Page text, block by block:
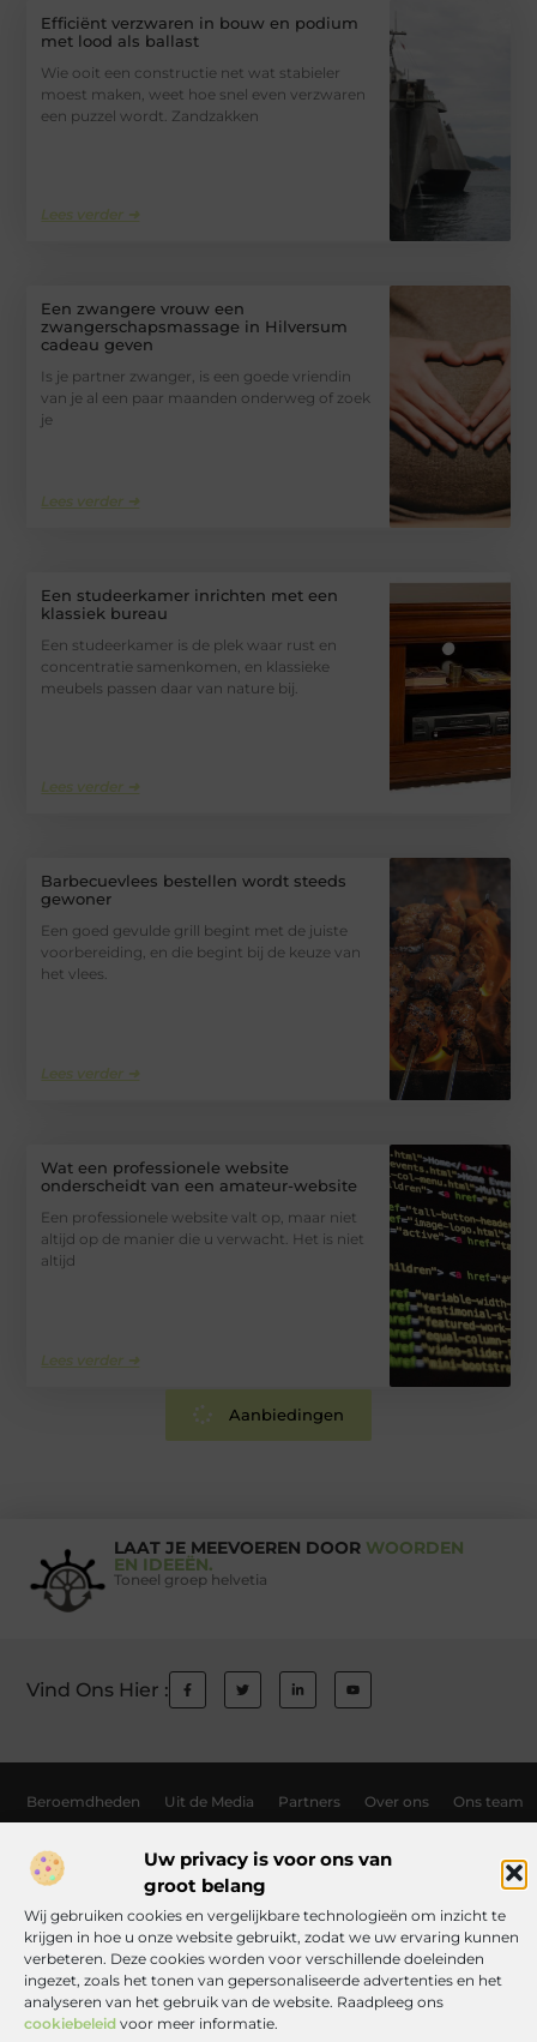
Uw privacy is voor ons van
groot belang
Wij gebruiken cookies en vergelijkbare technologieën om inzicht te
krijgen in hoe u onze website gebruikt, zodat we uw ervaring kunnen
verbeteren. Deze cookies worden voor verschillende doeleinden
ingezet, zoals het tonen van gepersonaliseerde advertenties en het
analyseren van het gebruik van de website. Raadpleeg ons
cookiebeleid voor meer informatie.
Efficiënt verzwaren in bouw en podium
met lood als ballast
Wie ooit een constructie net wat stabieler
moest maken, weet hoe snel even verzwaren
een puzzel wordt. Zandzakken
Lees verder ➜
Een zwangere vrouw een
zwangerschapsmassage in Hilversum
cadeau geven
Is je partner zwanger, is een goede vriendin
van je al een paar maanden onderweg of zoek
je
Lees verder ➜
Een studeerkamer inrichten met een
klassiek bureau
Een studeerkamer is de plek waar rust en
concentratie samenkomen, en klassieke
meubels passen daar van nature bij.
Lees verder ➜
Barbecuevlees bestellen wordt steeds
gewoner
Een goed gevulde grill begint met de juiste
voorbereiding, en die begint bij de keuze van
het vlees.
Lees verder ➜
Wat een professionele website
onderscheidt van een amateur-website
Een professionele website valt op, maar niet
altijd op de manier die u verwacht. Het is niet
altijd
Lees verder ➜
Aanbiedingen
LAAT JE MEEVOEREN DOOR WOORDEN
EN IDEEËN.
Toneel groep helvetia
Vind Ons Hier :
Beroemdheden Uit de Media Partners Over ons Ons team
Links kopen Nederland: wat jij moet weten voordat je de knoop doorhakt
Manieren om geld te verdienen met jouw website: zo haal je er alles uit
All Rights Reserved © 2025
www.toneelgroephelvetia.nl.